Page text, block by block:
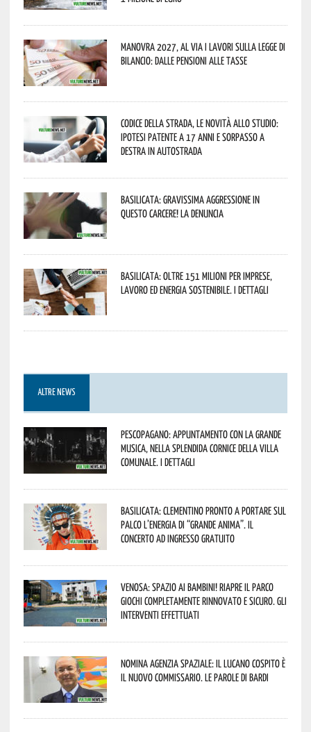
Manovra 2027, al via i lavori sulla Legge di
Bilancio: dalle pensioni alle tasse
Codice della strada, le novità allo studio:
ipotesi patente a 17 anni e sorpasso a
destra in autostrada
Basilicata: gravissima aggressione in
questo Carcere! La denuncia
Basilicata: oltre 151 milioni per imprese,
lavoro ed energia sostenibile. I dettagli
ALTRE NEWS
Pescopagano: appuntamento con la grande
musica, nella splendida cornice della Villa
Comunale. I dettagli
Basilicata: Clementino pronto a portare sul
palco l’energia di “Grande Anima”. Il
concerto ad ingresso gratuito
Venosa: spazio ai bambini! Riapre il Parco
Giochi completamente rinnovato e sicuro. Gli
interventi effettuati
Nomina Agenzia Spaziale: il lucano Cospito è
il nuovo commissario. Le parole di Bardi